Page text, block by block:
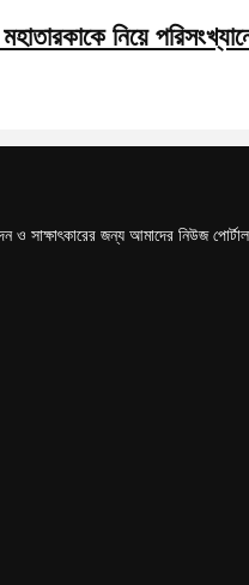
নিয়ে
ও সাক্ষাৎকারের জন্য আমাদের নিউজ